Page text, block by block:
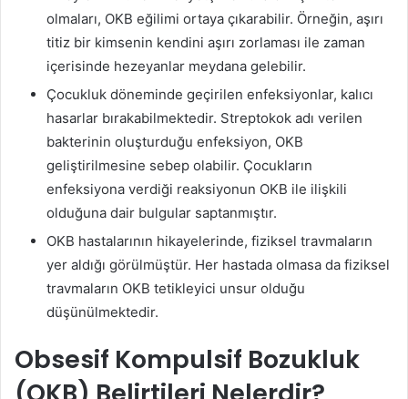
olmaları, OKB eğilimi ortaya çıkarabilir. Örneğin, aşırı
titiz bir kimsenin kendini aşırı zorlaması ile zaman
içerisinde hezeyanlar meydana gelebilir.
Çocukluk döneminde geçirilen enfeksiyonlar, kalıcı
hasarlar bırakabilmektedir. Streptokok adı verilen
bakterinin oluşturduğu enfeksiyon, OKB
geliştirilmesine sebep olabilir. Çocukların
enfeksiyona verdiği reaksiyonun OKB ile ilişkili
olduğuna dair bulgular saptanmıştır.
OKB hastalarının hikayelerinde, fiziksel travmaların
yer aldığı görülmüştür. Her hastada olmasa da fiziksel
travmaların OKB tetikleyici unsur olduğu
düşünülmektedir.
Obsesif Kompulsif Bozukluk